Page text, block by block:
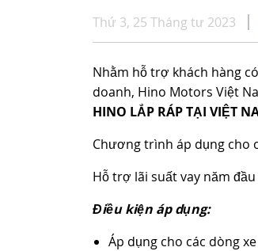
(KL kéo theo:
Thứ 3, 25 Tháng tư 2023
Nhằm hỗ trợ khách hàng
doanh, Hino Motors Việt
HINO LẮP RÁP TẠI VIỆT
Chương trình áp dụng cho
Hỗ trợ lãi suất vay năm
Điều kiện áp dụng:
Áp dụng cho các dòng